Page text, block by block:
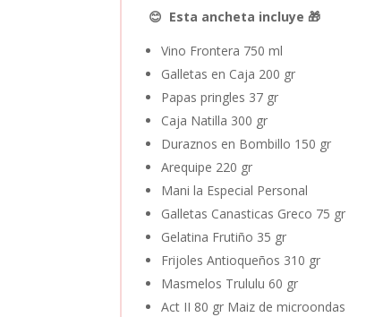
😊 Esta ancheta incluye 🎁
Vino Frontera 750 ml
Galletas en Caja 200 gr
Papas pringles 37 gr
Caja Natilla 300 gr
Duraznos en Bombillo 150 gr
Arequipe 220 gr
Mani la Especial Personal
Galletas Canasticas Greco 75 gr
Gelatina Frutiño 35 gr
Frijoles Antioqueños 310 gr
Masmelos Trululu 60 gr
Act II 80 gr Maiz de microondas